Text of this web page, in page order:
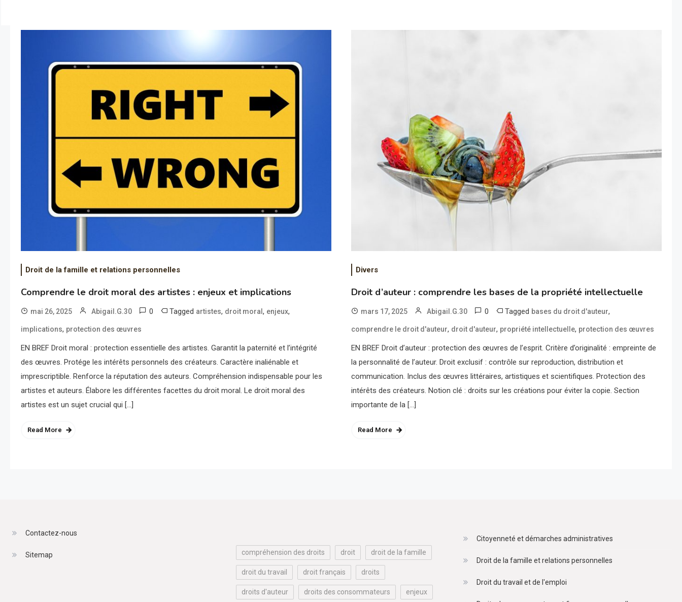
Droit de la famille et relations personnelles
Comprendre le droit moral des artistes : enjeux et implications
mai 26, 2025 Abigail.G.30 0 Tagged artistes, droit moral, enjeux,
implications, protection des œuvres
EN BREF Droit moral : protection essentielle des artistes. Garantit la paternité et l’intégrité
des œuvres. Protége les intérêts personnels des créateurs. Caractère inaliénable et
imprescriptible. Renforce la réputation des auteurs. Compréhension indispensable pour les
artistes et auteurs. Élabore les différentes facettes du droit moral. Le droit moral des
artistes est un sujet crucial qui […]
Read More
Divers
Droit d’auteur : comprendre les bases de la propriété intellectuelle
mars 17, 2025 Abigail.G.30 0 Tagged bases du droit d'auteur,
comprendre le droit d'auteur, droit d'auteur, propriété intellectuelle, protection des œuvres
EN BREF Droit d’auteur : protection des œuvres de l’esprit. Critère d’originalité : empreinte de
la personnalité de l’auteur. Droit exclusif : contrôle sur reproduction, distribution et
communication. Inclus des œuvres littéraires, artistiques et scientifiques. Protection des
intérêts des créateurs. Notion clé : droits sur les créations pour éviter la copie. Section
importante de la […]
Read More
Contactez-nous
Sitemap compréhension des droits droit droit de la famille
droit du travail droit français droits
droits d'auteur droits des consommateurs enjeux
Citoyenneté et démarches administratives
Droit de la famille et relations personnelles
Droit du travail et de l'emploi